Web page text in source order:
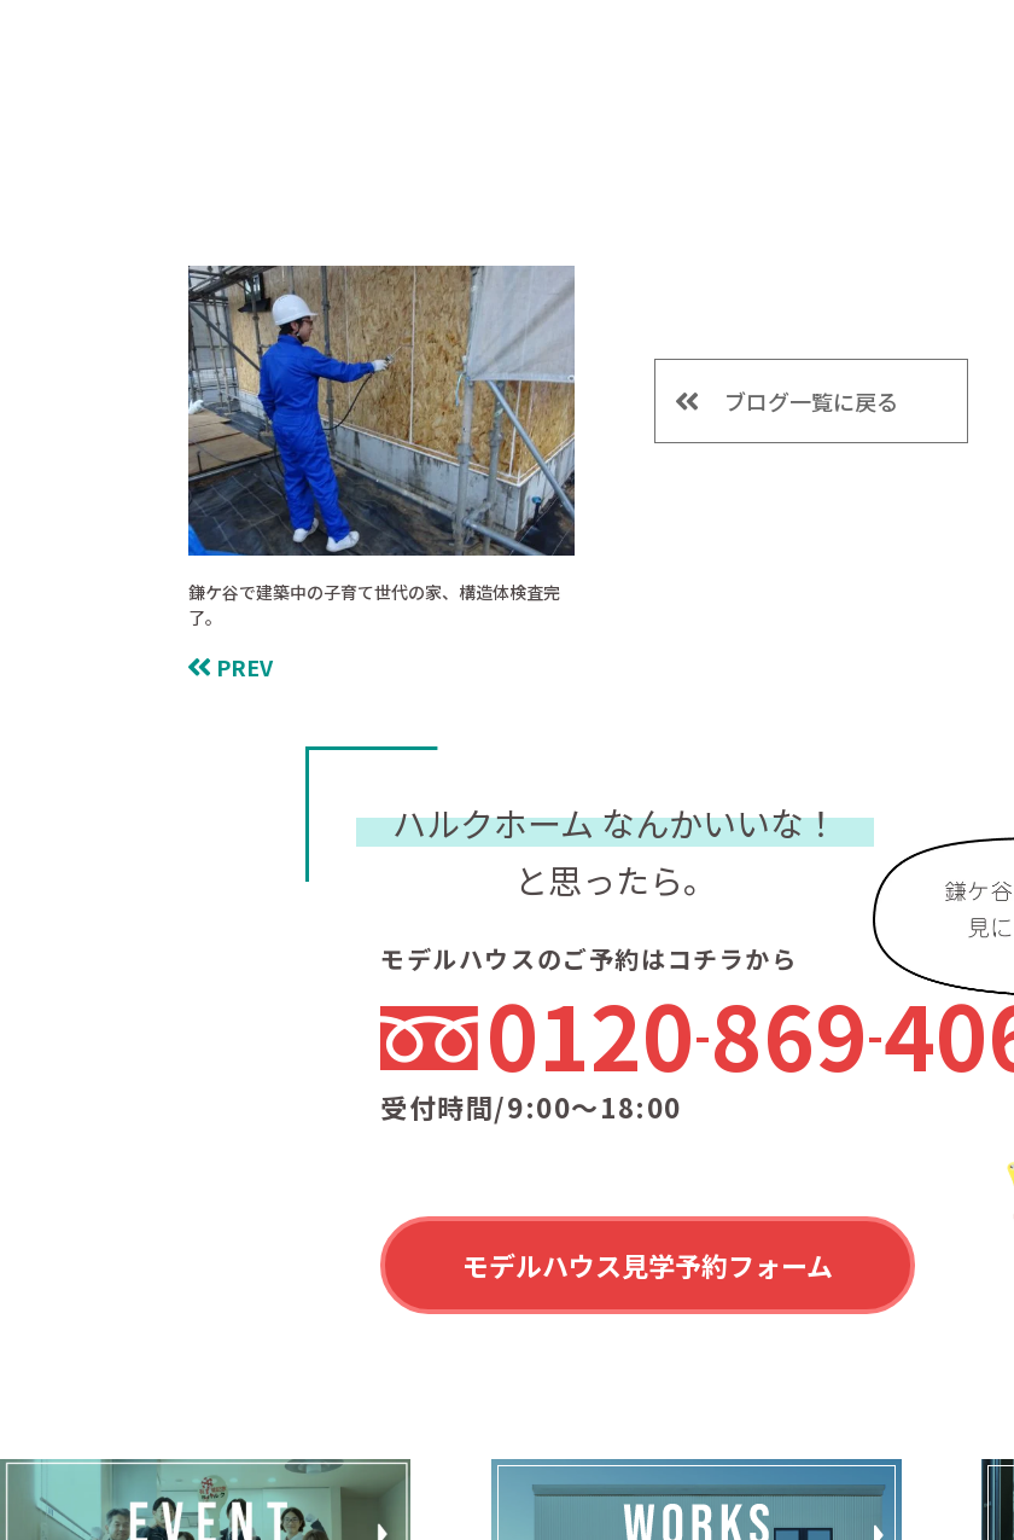
ブログ一覧に戻る
PREV
鎌ケ谷で建築中の子育て世代の家、構造体検査完
了。
ハルクホームなんかいいな！
と思ったら。
モデルハウスのご予約はコチラから
0120869
受付時間/9:00〜18:00
モデルハウス見学予約フォーム